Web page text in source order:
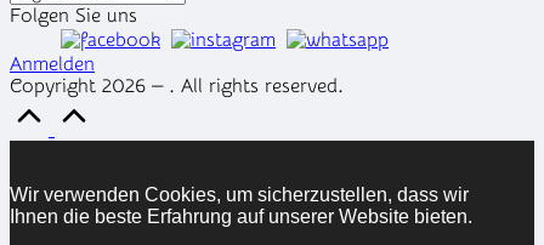
Folgen Sie uns
Anmelden
Copyright 2026 — . All rights reserved.
Wir verwenden Cookies, um sicherzustellen, dass wir
Ihnen die beste Erfahrung auf unserer Website bieten.